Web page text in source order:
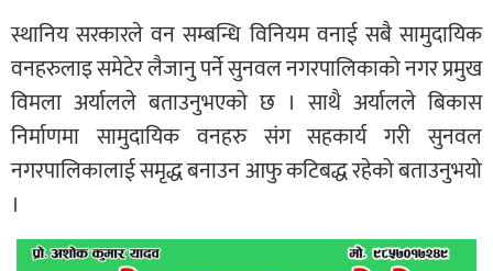
स्थानिय सरकारले वन सम्बन्धि विनियम वनाई सबै सामुदायिक
वनहरुलाइ समेटेर लैजानु पर्ने सुनवल नगरपालिकाको नगर प्रमुख
विमला अर्यालले बताउनुभएको छ । साथै अर्यालले बिकास
निर्माणमा सामुदायिक वनहरु संग सहकार्य गरी सुनवल
नगरपालिकालाई समृद्ध बनाउन आफु कटिबद्ध रहेको बताउनुभयो
।